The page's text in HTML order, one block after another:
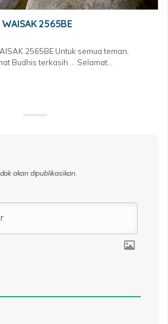
WAISAK 2565BE
2565BE Untuk semua teman,
Budhis terkasih … Selamat...
akan dipublikasikan.